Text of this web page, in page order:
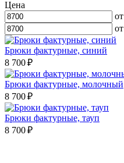
Цена
от
от
Брюки фактурные, синий
8 700 ₽
Брюки фактурные, молочный
8 700 ₽
Брюки фактурные, тауп
8 700 ₽